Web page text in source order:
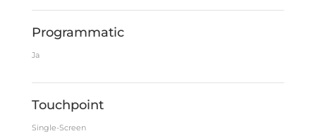
Programmatic
Ja
Touchpoint
Single-Screen